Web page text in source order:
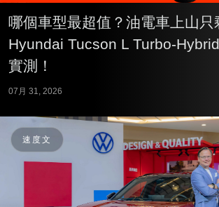
哪個車型最超值？油電車上山只
Hyundai Tucson L Turbo-
實測！
07月 31, 2026
速度文